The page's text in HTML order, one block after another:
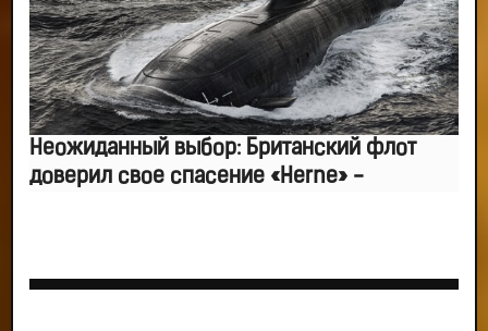
Неожиданный выбор: Британский флот
доверил свое спасение «Herne» -